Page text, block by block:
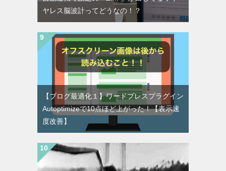
ヤレス脳波計ってどうなの！？
【ブログ最適化１】ワードプレスプラグイン
Autoptimizeで10点ほど上がった！【表示速
度改善】